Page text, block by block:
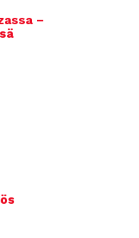
–